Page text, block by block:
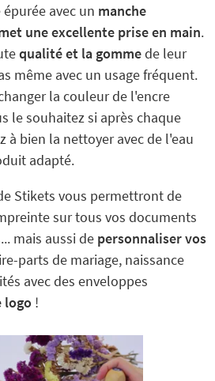
avec un manche
une excellente prise en main.
qualité et la gommede leur
même avec un usage fréquent.
la couleur de l'encre
le souhaitez si après chaque
à bien la nettoyer avec de l'eau
adapté.
Stikets vous permettront de
sur tous vos documents
mais aussi de personnaliser vos
parts de mariage, naissance
avec des enveloppes
logo !